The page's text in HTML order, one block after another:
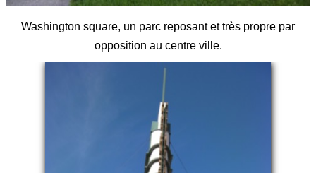
Washington square, un parc reposant et très propre par
opposition au centre ville.